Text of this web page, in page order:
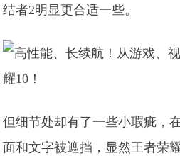
结者2明显更合适一些。
但细节处却有了一些小瑕疵，
面和文字被遮挡，显然王者荣